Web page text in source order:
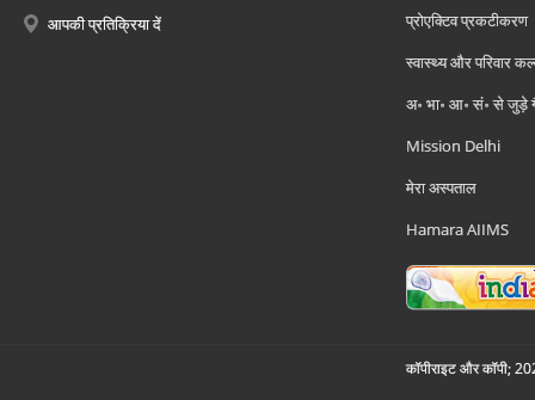
आपकी प्रतिक्रिया दें
प्रोएक्टिव प्रकटीकरण
स्वास्थ्य और परिवार
अ॰ भा॰ आ॰ सं॰ से जुड़े
Mission Delhi
मेरा अस्पताल
Hamara AIIMS
कॉपीराइट और कॉपी;